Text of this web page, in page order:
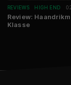
REVIEWS HIGH END
Review:
Klasse